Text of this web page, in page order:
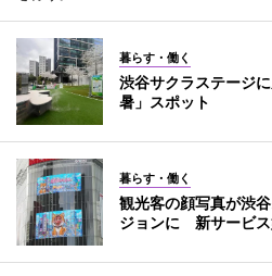
暮らす・働く
渋谷サクラステージ
暑」スポット
暮らす・働く
観光客の顔写真が渋
ジョンに 新サービ